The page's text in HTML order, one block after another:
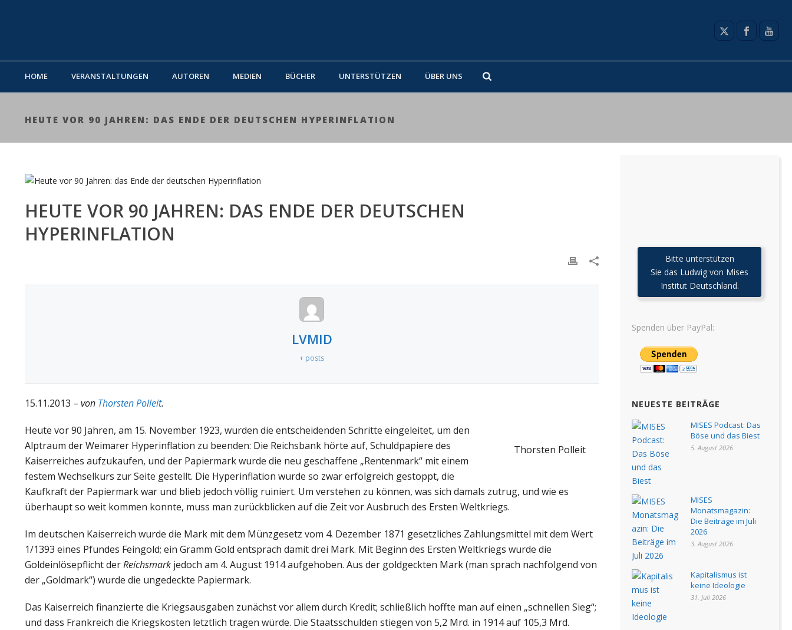
HOME VERANSTALTUNGEN AUTOREN MEDIEN BÜCHER UNTERSTÜTZEN ÜBER UNS
HEUTE VOR 90 JAHREN: DAS ENDE DER DEUTSCHEN HYPERINFLATION
HEUTE VOR 90 JAHREN: DAS ENDE DER DEUTSCHEN
HYPERINFLATION
LVMID
+ posts
15.11.2013 – von Thorsten Polleit.
Thorsten Polleit
Heute vor 90 Jahren, am 15. November 1923, wurden die entscheidenden Schritte eingeleitet, um den
Alptraum der Weimarer Hyperinflation zu beenden: Die Reichsbank hörte auf, Schuldpapiere des
Kaiserreiches aufzukaufen, und der Papiermark wurde die neu geschaffene „Rentenmark“ mit einem
festem Wechselkurs zur Seite gestellt. Die Hyperinflation wurde so zwar erfolgreich gestoppt, die
Kaufkraft der Papiermark war und blieb jedoch völlig ruiniert. Um verstehen zu können, was sich damals zutrug, und wie es
überhaupt so weit kommen konnte, muss man zurückblicken auf die Zeit vor Ausbruch des Ersten Weltkriegs.
Im deutschen Kaiserreich wurde die Mark mit dem Münzgesetz vom 4. Dezember 1871 gesetzliches Zahlungsmittel mit dem Wert
1/1393 eines Pfundes Feingold; ein Gramm Gold entsprach damit drei Mark. Mit Beginn des Ersten Weltkriegs wurde die
Goldeinlösepflicht derReichsmark jedoch am 4. August 1914 aufgehoben. Aus der goldgeckten Mark (man sprach nachfolgend von
der „Goldmark“) wurde die ungedeckte Papiermark.
Das Kaiserreich finanzierte die Kriegsausgaben zunächst vor allem durch Kredit; schließlich hoffte man auf einen „schnellen Sieg“;
und dass Frankreich die Kriegskosten letztlich tragen würde. Die Staatsschulden stiegen von 5,2 Mrd. in 1914 auf 105,3 Mrd.
Bitte unterstützen
Sie das Ludwig von Mises
Institut Deutschland.
Spenden über PayPal:
NEUESTE BEITRÄGE
MISES Podcast: Das
Böse und das Biest
5. August 2026
MISES
Monatsmagazin:
Die Beiträge im Juli
2026
3. August 2026
Kapitalismus ist
keine Ideologie
31. Juli 2026